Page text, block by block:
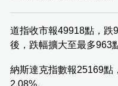
道指收市報49918點，跌
後，跌幅擴大至最多963
納斯達克指數報25169點
2.08%。